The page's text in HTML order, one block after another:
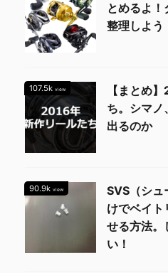
とめるよ！
整理しよう
107.5k view
【まとめ
ち。シマノ
出るのか
90.9k view
SVS（シュ
けでベイト
せる方法。
い！